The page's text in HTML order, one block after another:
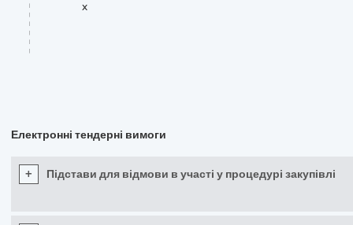
x
Електронні тендерні вимоги
+ Підстави для відмови в участі у процедурі закупівлі